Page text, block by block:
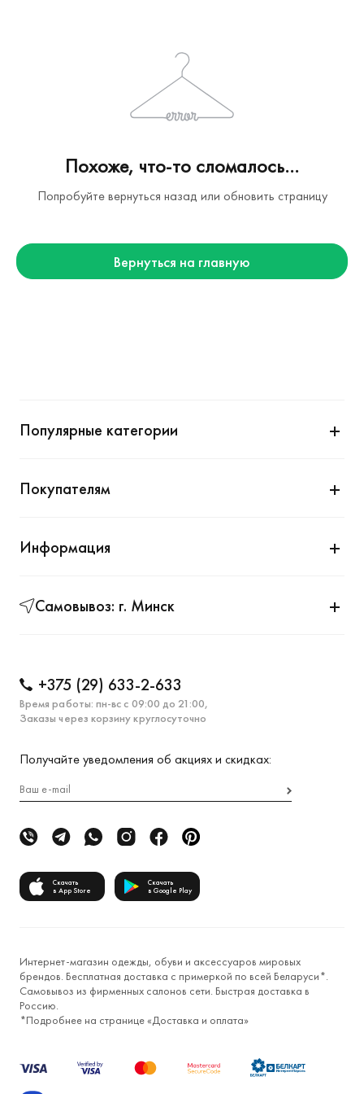
Похоже, что-то сломалось...
Попробуйте вернуться назад или обновить страницу
Вернуться на главную
Популярные категории
Покупателям
Информация
Самовывоз: г. Минск
+375 (29) 633-2-633
Время работы: пн-вс с 09:00 до 21:00,
Заказы через корзину круглосуточно
Получайте уведомления об акциях и скидках:
Скачать
в App Store
Скачать
в Google Play
Интернет-магазин одежды, обуви и аксессуаров мировых
брендов. Бесплатная доставка с примеркой по всей Беларуси*.
Самовывоз из фирменных салонов сети. Быстрая доставка в
Россию.
*Подробнее на странице «Доставка и оплата»